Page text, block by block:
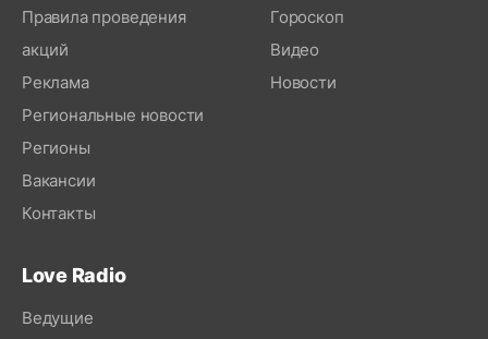
Правила проведения
акций
Реклама
Региональные новости
Регионы
Вакансии
Контакты
Гороскоп
Видео
Новости
Love Radio
Ведущие